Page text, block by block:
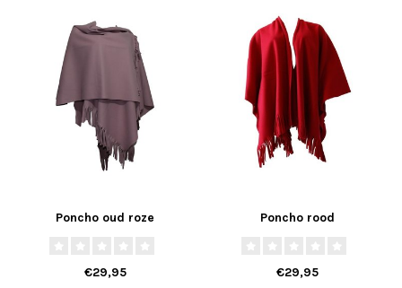
Poncho oud roze
€29,95
Poncho rood
€29,95